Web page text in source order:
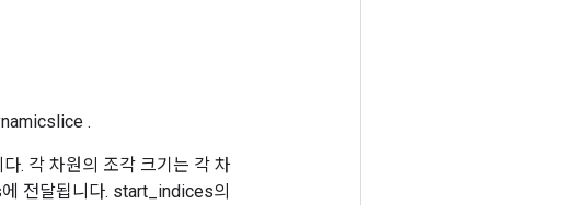
.
. 각 차원의 조각 크기는 각 차
전달됩니다. start_indices의